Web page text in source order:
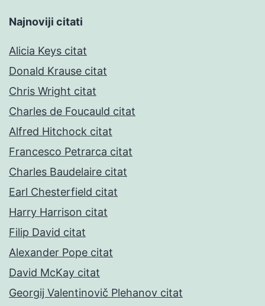
Najnoviji citati
Alicia Keys citat
Donald Krause citat
Chris Wright citat
Charles de Foucauld citat
Alfred Hitchock citat
Francesco Petrarca citat
Charles Baudelaire citat
Earl Chesterfield citat
Harry Harrison citat
Filip David citat
Alexander Pope citat
David McKay citat
Georgij Valentinovič Plehanov citat